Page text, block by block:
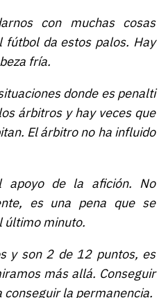
con muchas cosas
fútbol da estos palos. Hay
fría.
donde es penalti
árbitros y hay veces que
El árbitro no ha influido
apoyo de la afición. No
es una pena que se
último minuto.
y son 2 de 12 puntos, es
más allá. Conseguir
conseguir la permanencia.